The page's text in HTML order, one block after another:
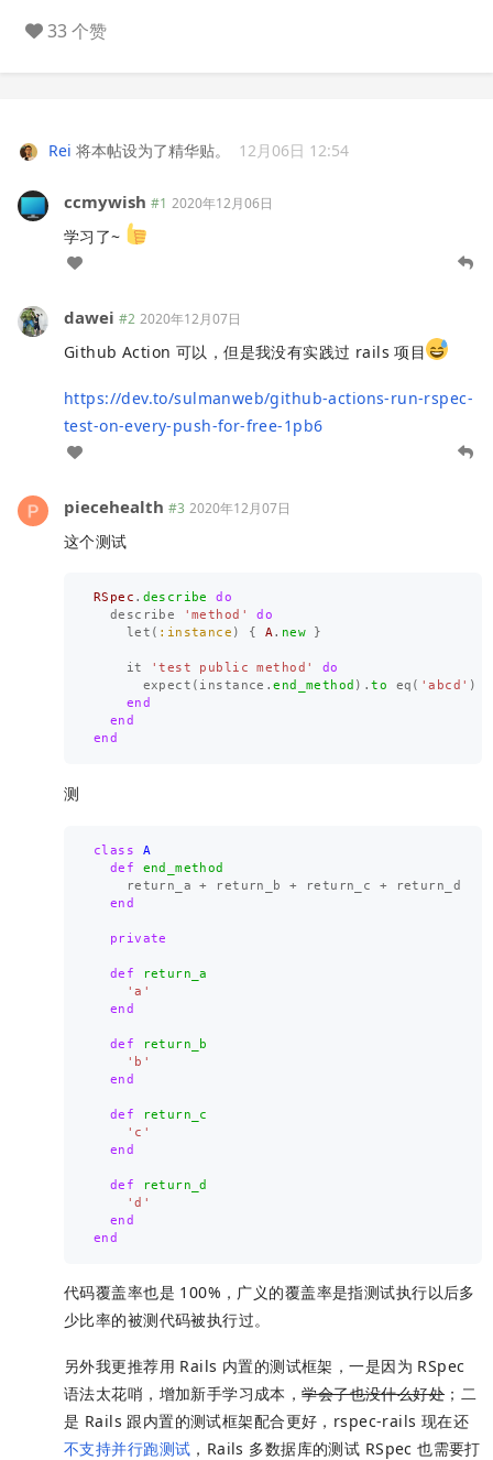
33 个赞
Rei 将本帖设为了精华贴。 12月06日 12:54
ccmywish #1 2020年12月06日
学习了~
dawei #2 2020年12月07日
Github Action 可以，但是我没有实践过 rails 项目
https://dev.to/sulmanweb/github-actions-run-rspec-
test-on-every-push-for-free-1pb6
piecehealth #3 2020年12月07日
这个测试
RSpec . describe
do
describe
'method'
do
let ( :instance ) { A. new }
it 'test public method'
do
expect ( instance .end_method ).to eq ( 'abcd' )
end
end
end
测
class
A
def
end_method
return_a
+ return_b + return_c +
return_d
end
private
def
return_a
'a'
end
def
return_b
'b'
end
def
return_c
'c'
end
def
return_d
'd'
end
end
代码覆盖率也是 100%，广义的覆盖率是指测试执行以后多
少比率的被测代码被执行过。
另外我更推荐用 Rails 内置的测试框架，一是因为 RSpec
语法太花哨，增加新手学习成本，学会了也没什么好处 ；二
是 Rails 跟内置的测试框架配合更好，rspec-rails 现在还
不支持并行跑测试 ，Rails 多数据库的测试 RSpec 也需要打